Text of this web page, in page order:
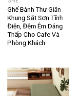
Ghế Bành Thư Giãn
Khung Sắt Sơn Tĩnh
Điện, Đệm Êm Dáng
Thấp Cho Cafe Và
Phòng Khách